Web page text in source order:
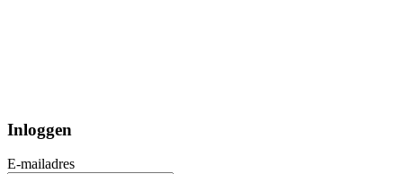
Inloggen
E-mailadres